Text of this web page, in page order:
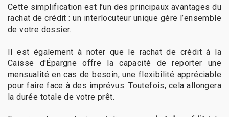
Cette simplification est l’un des principaux avantages du
rachat de crédit : un interlocuteur unique gère l’ensemble
de votre dossier.
Il est également à noter que le rachat de crédit à la
Caisse d'Épargne offre la capacité de reporter une
mensualité en cas de besoin, une flexibilité appréciable
pour faire face à des imprévus. Toutefois, cela allongera
la durée totale de votre prêt.